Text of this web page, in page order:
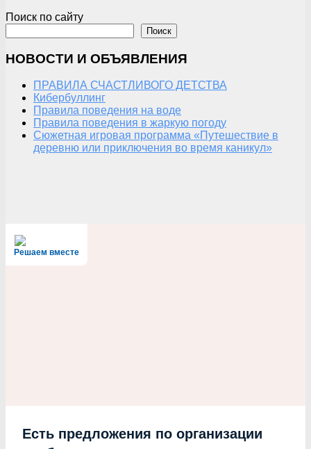
Поиск по сайту
Поиск
НОВОСТИ И ОБЪЯВЛЕНИЯ
ПРАВИЛА СЧАСТЛИВОГО ДЕТСТВА
Кибербуллинг
Правила поведения на воде
Правила поведения в жаркую погоду
Сюжетная игровая программа «Путешествие в
деревню или приключения во время каникул»
Решаем вместе
Есть предложения по организации